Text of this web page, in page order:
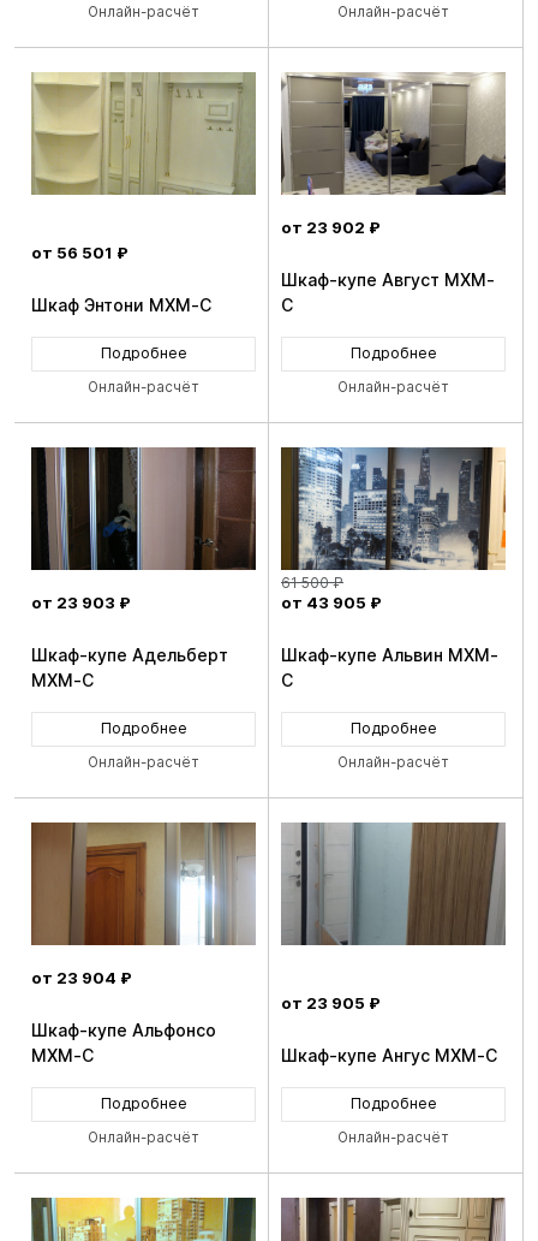
Онлайн-расчёт Онлайн-расчёт
от 56 501 ₽
Шкаф Энтони MXM-C
Подробнее
Онлайн-расчёт
от 23 902 ₽
Шкаф-купе Август MXM-
C
Подробнее
Онлайн-расчёт
от 23 903 ₽
Шкаф-купе Адельберт
MXM-C
Подробнее
Онлайн-расчёт
61 500 ₽
от 43 905 ₽
Шкаф-купе Альвин MXM-
C
Подробнее
Онлайн-расчёт
от 23 904 ₽
Шкаф-купе Альфонсо
MXM-C
Подробнее
Онлайн-расчёт
от 23 905 ₽
Шкаф-купе Ангус MXM-C
Подробнее
Онлайн-расчёт